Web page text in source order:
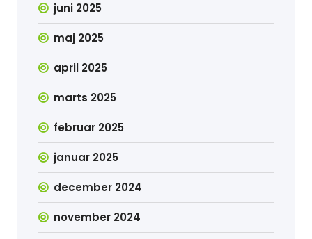
juni 2025
maj 2025
april 2025
marts 2025
februar 2025
januar 2025
december 2024
november 2024